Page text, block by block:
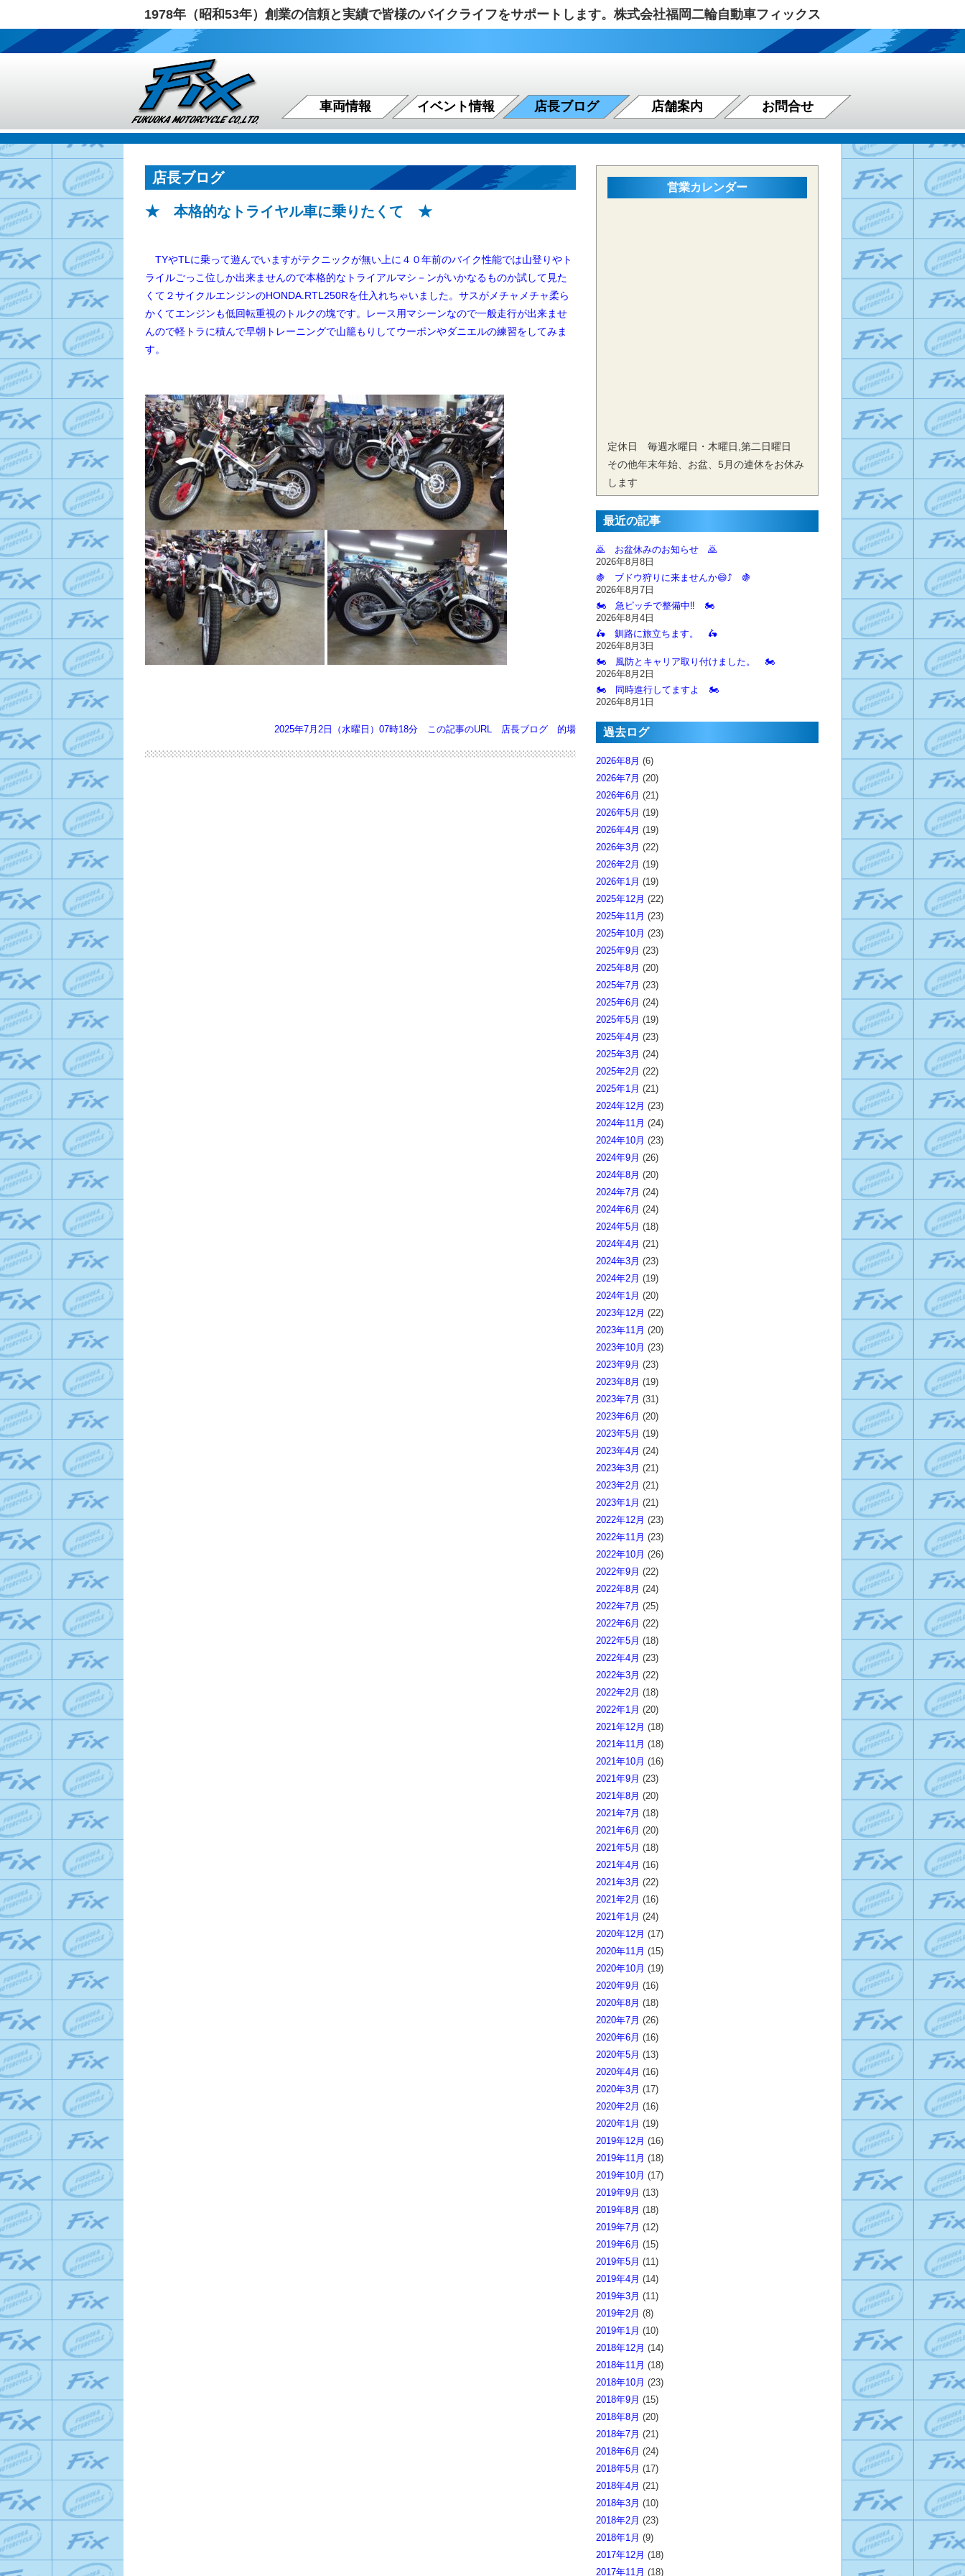
1978年（昭和53年）創業の信頼と実績で皆様のバイクライフをサポートします。株式会社福岡二輪自動車フィックス
車両情報 イベント情報 店長ブログ 店舗案内 お問合せ
店長ブログ
★ 本格的なトライヤル車に乗りたくて ★
TYやTLに乗って遊んでいますがテクニックが無い上に４０年前のバイク性能では山登りやト
ライルごっこ位しか出来ませんので本格的なトライアルマシ－ンがいかなるものか試して見た
くて２サイクルエンジンのHONDA.RTL250Rを仕入れちゃいました。 サスがメチャメチャ柔ら
かくてエンジンも低回転重視のトルクの塊です。レース用マシーンなので一般走行が出来ませ
んので軽トラに積んで早朝トレーニングで山籠もりしてウーポンやダニエルの練習をしてみま
す。
2025年7月2日（水曜日）07時18分 この記事のURL 店長ブログ 的場
営業カレンダー
定休日 毎週水曜日・木曜日,第二日曜日
その他年末年始、お盆、5月の連休をお休み
します
最近の記事
🙇‍ お盆休みのお知らせ 🙇‍
2026年8月8日
🍇 ブドウ狩りに来ませんか😄⤴️ 🍇
2026年8月7日
🏍️ 急ピッチで整備中‼️ 🏍️
2026年8月4日
🛵 釧路に旅立ちます。 🛵
2026年8月3日
🏍️ 風防とキャリア取り付けました。 🏍️
2026年8月2日
🏍️ 同時進行してますよ 🏍️
2026年8月1日
過去ログ
2026年8月 (6)
2026年7月 (20)
2026年6月 (21)
2026年5月 (19)
2026年4月 (19)
2026年3月 (22)
2026年2月 (19)
2026年1月 (19)
2025年12月 (22)
2025年11月 (23)
2025年10月 (23)
2025年9月 (23)
2025年8月 (20)
2025年7月 (23)
2025年6月 (24)
2025年5月 (19)
2025年4月 (23)
2025年3月 (24)
2025年2月 (22)
2025年1月 (21)
2024年12月 (23)
2024年11月 (24)
2024年10月 (23)
2024年9月 (26)
2024年8月 (20)
2024年7月 (24)
2024年6月 (24)
2024年5月 (18)
2024年4月 (21)
2024年3月 (23)
2024年2月 (19)
2024年1月 (20)
2023年12月 (22)
2023年11月 (20)
2023年10月 (23)
2023年9月 (23)
2023年8月 (19)
2023年7月 (31)
2023年6月 (20)
2023年5月 (19)
2023年4月 (24)
2023年3月 (21)
2023年2月 (21)
2023年1月 (21)
2022年12月 (23)
2022年11月 (23)
2022年10月 (26)
2022年9月 (22)
2022年8月 (24)
2022年7月 (25)
2022年6月 (22)
2022年5月 (18)
2022年4月 (23)
2022年3月 (22)
2022年2月 (18)
2022年1月 (20)
2021年12月 (18)
2021年11月 (18)
2021年10月 (16)
2021年9月 (23)
2021年8月 (20)
2021年7月 (18)
2021年6月 (20)
2021年5月 (18)
2021年4月 (16)
2021年3月 (22)
2021年2月 (16)
2021年1月 (24)
2020年12月 (17)
2020年11月 (15)
2020年10月 (19)
2020年9月 (16)
2020年8月 (18)
2020年7月 (26)
2020年6月 (16)
2020年5月 (13)
2020年4月 (16)
2020年3月 (17)
2020年2月 (16)
2020年1月 (19)
2019年12月 (16)
2019年11月 (18)
2019年10月 (17)
2019年9月 (13)
2019年8月 (18)
2019年7月 (12)
2019年6月 (15)
2019年5月 (11)
2019年4月 (14)
2019年3月 (11)
2019年2月 (8)
2019年1月 (10)
2018年12月 (14)
2018年11月 (18)
2018年10月 (23)
2018年9月 (15)
2018年8月 (20)
2018年7月 (21)
2018年6月 (24)
2018年5月 (17)
2018年4月 (21)
2018年3月 (10)
2018年2月 (23)
2018年1月 (9)
2017年12月 (18)
2017年11月 (18)